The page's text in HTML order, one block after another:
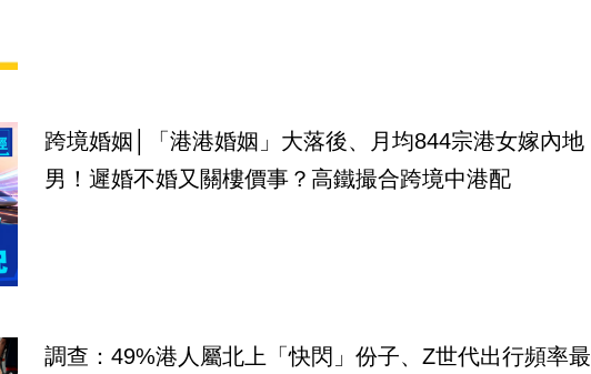
跨境婚姻│「港港婚姻」大落後、月均844宗港女嫁內地
男！遲婚不婚又關樓價事？高鐵撮合跨境中港配
調查：49%港人屬北上「快閃」份子、Z世代出行頻率最